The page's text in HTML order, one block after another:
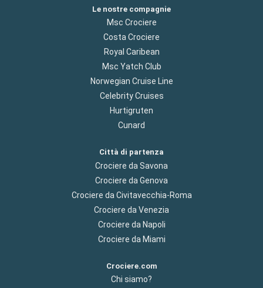
Le nostre compagnie
Msc Crociere
Costa Crociere
Royal Caribean
Msc Yatch Club
Norwegian Cruise Line
Celebrity Cruises
Hurtigruten
Cunard
Città di partenza
Crociere da Savona
Crociere da Genova
Crociere da Civitavecchia-Roma
Crociere da Venezia
Crociere da Napoli
Crociere da Miami
Crociere.com
Chi siamo?